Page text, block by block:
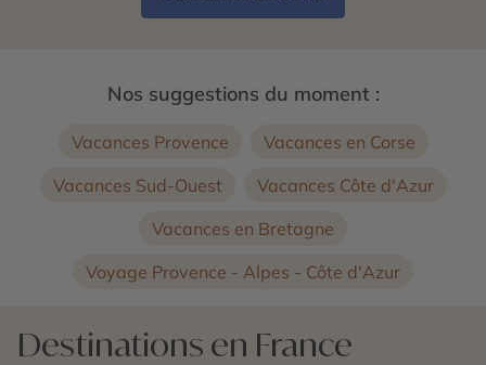
Nos suggestions du moment :
Vacances Provence
Vacances en Corse
Vacances Sud-Ouest
Vacances Côte d'Azur
Vacances en Bretagne
Voyage Provence - Alpes - Côte d'Azur
Destinations en France